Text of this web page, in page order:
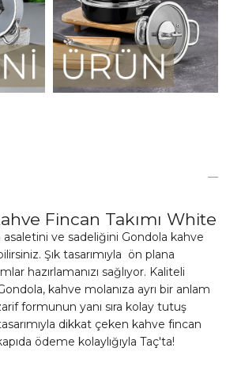
Fincan Takımı White
ve sadeliğini Gondola kahve
Şık tasarımıyla ön plana
hazırlamanızı sağlıyor. Kaliteli
kahve molanıza ayrı bir anlam
formunun yanı sıra kolay tutuş
dikkat çeken kahve fincan
ödeme kolaylığıyla Taç'ta!